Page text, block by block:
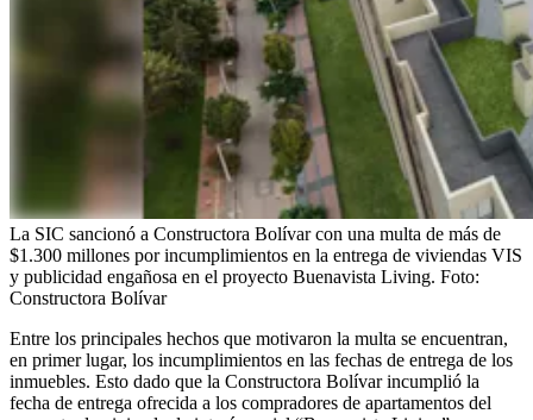
La SIC sancionó a Constructora Bolívar con una multa de más de
$1.300 millones por incumplimientos en la entrega de viviendas VIS
y publicidad engañosa en el proyecto Buenavista Living. Foto:
Constructora Bolívar
Entre los principales hechos que motivaron la multa se encuentran,
en primer lugar, los incumplimientos en las fechas de entrega de los
inmuebles. Esto dado que la Constructora Bolívar incumplió la
fecha de entrega ofrecida a los compradores de apartamentos del